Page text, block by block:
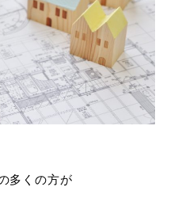
多くの方が